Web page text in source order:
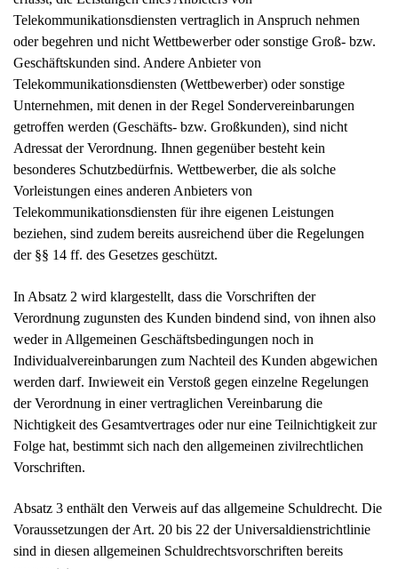
Telekommunikationsdiensten vertraglich in Anspruch nehmen
oder begehren und nicht Wettbewerber oder sonstige Groß- bzw.
Geschäftskunden sind. Andere Anbieter von
Telekommunikationsdiensten (Wettbewerber) oder sonstige
Unternehmen, mit denen in der Regel Sondervereinbarungen
getroffen werden (Geschäfts- bzw. Großkunden), sind nicht
Adressat der Verordnung. Ihnen gegenüber besteht kein
besonderes Schutzbedürfnis. Wettbewerber, die als solche
Vorleistungen eines anderen Anbieters von
Telekommunikationsdiensten für ihre eigenen Leistungen
beziehen, sind zudem bereits ausreichend über die Regelungen
der §§ 14 ff. des Gesetzes geschützt.
In Absatz 2 wird klargestellt, dass die Vorschriften der
Verordnung zugunsten des Kunden bindend sind, von ihnen also
weder in Allgemeinen Geschäftsbedingungen noch in
Individualvereinbarungen zum Nachteil des Kunden abgewichen
werden darf. Inwieweit ein Verstoß gegen einzelne Regelungen
der Verordnung in einer vertraglichen Vereinbarung die
Nichtigkeit des Gesamtvertrages oder nur eine Teilnichtigkeit zur
Folge hat, bestimmt sich nach den allgemeinen zivilrechtlichen
Vorschriften.
Absatz 3 enthält den Verweis auf das allgemeine Schuldrecht. Die
Voraussetzungen der Art. 20 bis 22 der Universaldienstrichtlinie
sind in diesen allgemeinen Schuldrechtsvorschriften bereits